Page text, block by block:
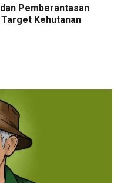
Pemberantasan
Kehutanan